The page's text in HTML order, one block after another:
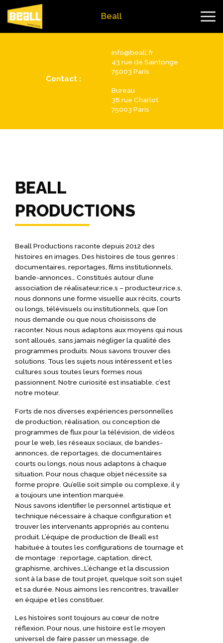
Beall
Contact :
info@beall.fr
43 rue de Saintonge
75003 Paris
Bureau
38 rue Charlot
75003 Paris
BEALL
PRODUCTIONS
Beall Productions raconte depuis 2012 des
histoires en images. Des histoires de tous genres :
documentaires, reportages, films institutionnels,
bande-annonces… Constitués autour d’une
association de réalisateur.rice.s – producteur.rice.s,
nous donnons une forme visuelle aux récits, courts
ou longs, télévisuels ou institutionnels, que l’on
nous demande ou que nous choisissons de
raconter. Nous nous adaptons aux moyens qui nous
sont alloués, sans jamais négliger la qualité des
programmes produits. Nous savons trouver des
solutions. Tous les sujets nous intéressent et les
cultures sous toutes leurs formes nous
passionnent. Notre curiosité est insatiable, c’est
notre moteur.
Forts de nos diverses expériences personnelles
de production, réalisation, ou conception de
programmes de flux pour la télévision, de vidéos
pour le web, les réseaux sociaux, de bandes-
annonces, de reportages, de documentaires
courts ou longs, nous nous adaptons à chaque
situation. Pour nous chaque objet nécessite sa
forme propre. Qu’elle soit simple ou complexe, il y
a toujours une intention marquée.
Nous savons identifier le personnel artistique et
technique nécessaire à chaque configuration et
trouver les intervenants appropriés au contenu
produit. L’équipe de production de Beall est
habituée à toutes les configurations de tournage et
de montage : reportage, captation, direct,
graphisme, archives…L’échange et la discussion
sont à la base de tout projet, quelque soit son sujet
et sa durée. Nous aimons les rencontres, travailler
en équipe et les constituer.
Les histoires sont toujours au cœur de notre
réflexion. Pour nous, une histoire est le moyen
universel de faire passer un message, de